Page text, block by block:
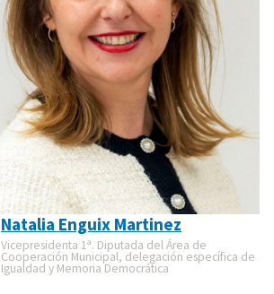
Natalia Enguix Martinez
Vicepresidenta 1ª. Diputada del Área de
Cooperación Municipal, delegación específica de
Igualdad y Memoria Democrática